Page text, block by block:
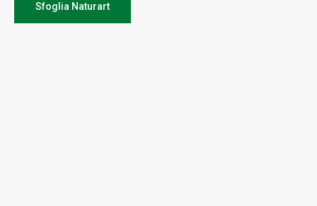
Sfoglia Naturart